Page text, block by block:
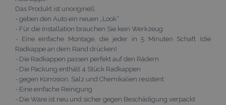
Das Produkt ist unoriginell.
- geben den Auto ein neuen „Look“
- Für die Installation brauchen Sie kein Werkzeug
- Eine einfache Montage, die jeder in 5 Minuten Schaft (die
Radkappe an dem Rand drücken)
- Die Radkappen passen perfekt auf den Rädern
- Die Packung enthält 4 Stück Radkappen
- gegen Korrosion, Salz und Chemikalien resistent
- Eine einfache Reinigung
- Die Ware ist neu und sicher gegen Beschädigung verpackt